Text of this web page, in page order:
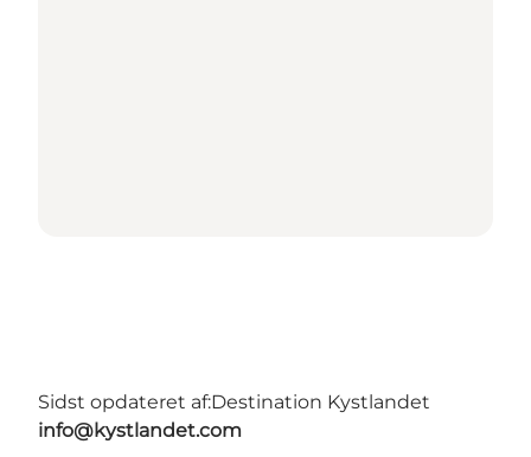
Sidst opdateret af:Destination Kystlandet
info@kystlandet.com